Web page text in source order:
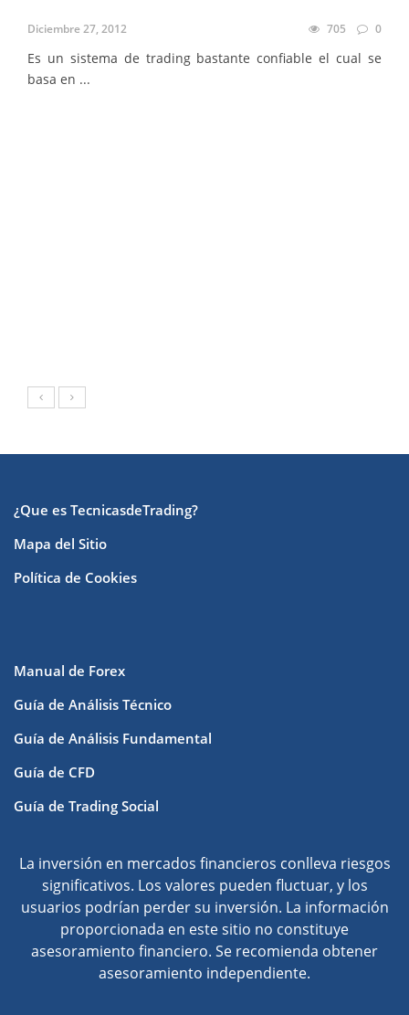
Diciembre 27, 2012 705 0
Es un sistema de trading bastante confiable el cual se
basa en ...
¿Que es TecnicasdeTrading?
Mapa del Sitio
Política de Cookies
Manual de Forex
Guía de Análisis Técnico
Guía de Análisis Fundamental
Guía de CFD
Guía de Trading Social
La inversión en mercados financieros conlleva riesgos
significativos. Los valores pueden fluctuar, y los
usuarios podrían perder su inversión. La información
proporcionada en este sitio no constituye
asesoramiento financiero. Se recomienda obtener
asesoramiento independiente.